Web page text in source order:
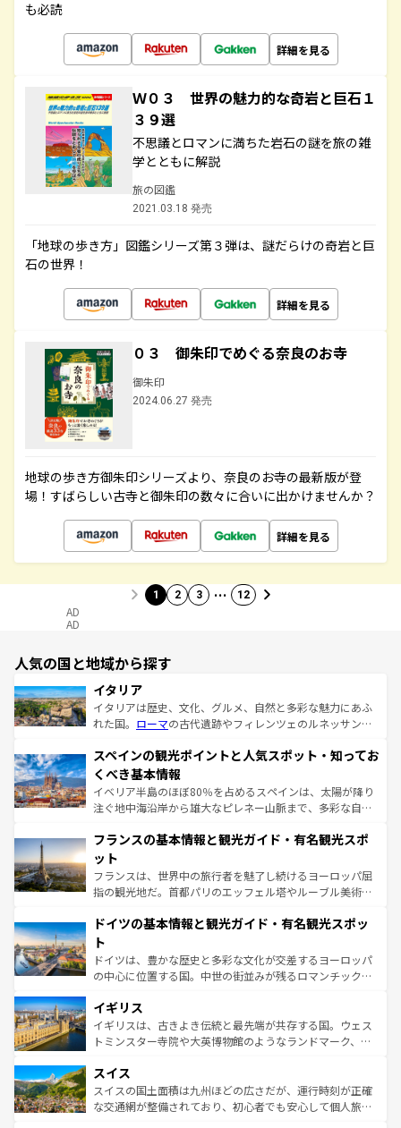
も必読
詳細を見る
Ｗ０３ 世界の魅力的な奇岩と巨石１
３９選
不思議とロマンに満ちた岩石の謎を旅の雑
学とともに解説
旅の図鑑
2021.03.18 発売
「地球の歩き方」図鑑シリーズ第３弾は、謎だらけの奇岩と巨
石の世界！
詳細を見る
０３ 御朱印でめぐる奈良のお寺
御朱印
2024.06.27 発売
地球の歩き方御朱印シリーズより、奈良のお寺の最新版が登
場！すばらしい古寺と御朱印の数々に合いに出かけませんか？
詳細を見る
1 2 3 … 12
AD
AD
人気の国と地域から探す
イタリア
イタリアは歴史、文化、グルメ、自然と多彩な魅力にあふ
れた国。 ローマの古代遺跡やフィレンツェのルネッサンス
ろん、トスカーナの美しい田園風景やアマルフィ海岸の絶
景など、自然景観も見逃せない。観光の合間には、本場の
ピザやパスタなど、絶品のイタリア料理を堪能することも
できる。朝目覚めてから夜眠るまで、すべての瞬間を楽し
なお、新着のイタリア情報はコンテンツ一覧を参照してほ
しい。
スペインの観光ポイントと人気スポット・知ってお
くべき基本情報
イベリア半島のほぼ80％を占めるスペインは、太陽が降り
注ぐ地中海沿岸から雄大なピレネー山脈まで、多彩な自然
文化が根付くこの国では、情熱的なフラメンコ、熱気あふ
れる闘牛、そして美味しいタパスが生活の一部となってい
る。首都マドリードの洗練された雰囲気や、バルセロナの
アートに溢れた街角から、地方では古代ローマ遺跡や中世
せる。地方によって風土や気候が異なるスペインはその個
ンテンツ一覧 を参照してほしい。
フランスの基本情報と観光ガイド・有名観光スポ
ット
フランスは、世界中の旅行者を魅了し続けるヨーロッパ屈
指の観光地だ。首都パリのエッフェル塔やルーブル美術館
で、幅広い魅力が詰まっている。華麗な宮殿、歴史的な大
聖堂、美しいビーチ、そして豊かな自然が、訪れる者を心
から魅了する。また、フランスは美食の国としても知ら
れ、フランス料理はユネスコ無形文化遺産にも登録されて
香り高いラベンダー畑など、多彩な楽しみ方が可能だ。さ
らに、パリ以外の地域にも魅力が溢れており、どの街角に
も豊かな歴史と文化が息づいている。パリ以外の個性あふ
を参照してほしい。
ドイツの基本情報と観光ガイド・有名観光スポッ
ト
ドイツは、豊かな歴史と多彩な文化が交差するヨーロッパ
の中心に位置する国。中世の街並みが残るロマンチック街
顔を持つこの国は、どこを歩いても飽きることがない。ベ
ルリンの文化的活気、バイエルン州のアルプスの絶景、そ
してライン川沿いのワイン畑といった風景は必見。ビール
は、お酒好きな人にはぜひ体験してほしい。 なお、新着の
ドイツ情報はコンテンツ一覧を参照してほしい。
イギリス
イギリスは、古きよき伝統と最先端が共存する国。ウェス
トミンスター寺院や大英博物館のようなランドマーク、歴
リアごとに異なる魅力がある。また、優雅なアフタヌーン
ティー、ビール好きにはたまらない英国パブ、サッカー観
戦など、本場だからこそできる体験も豊富。イギリスを旅
スイス
スイスの国土面積は九州ほどの広さだが、運行時刻が正確
な交通網が整備されており、初心者でも安心して個人旅行